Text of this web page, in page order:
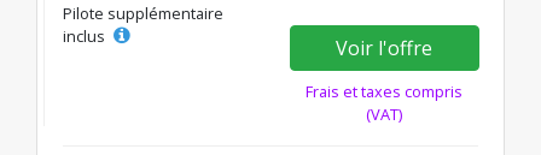
Pilote supplémentaire
inclus
Voir l'offre
Frais et taxes compris
(VAT)